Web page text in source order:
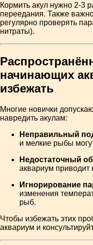
Кормить акул нужно 2-3
переедания. Также
регулярно проверять
нитраты).
начинающих
избежать
Многие новички
навредить акулам:
Неправильный
и мелкие рыбы
Недостаточный
аквариум приводит
Игнорирование
изменения
рыб.
Чтобы избежать этих
аквариум и